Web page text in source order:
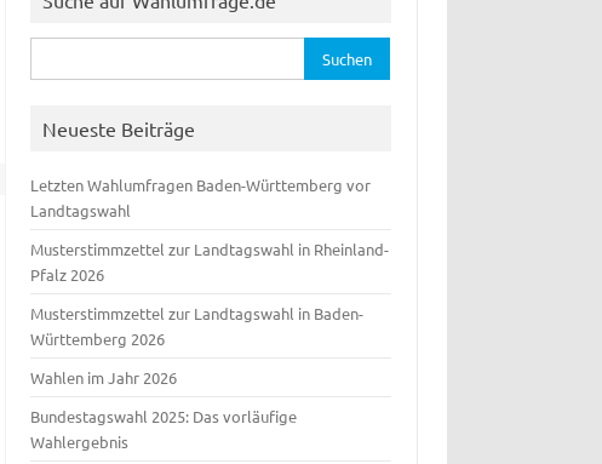
nach:
Neueste Beiträge
Letzten Wahlumfragen Baden-Württemberg vor
Landtagswahl
Musterstimmzettel zur Landtagswahl in Rheinland-
Pfalz 2026
Musterstimmzettel zur Landtagswahl in Baden-
Württemberg 2026
Wahlen im Jahr 2026
Bundestagswahl 2025: Das vorläufige
Wahlergebnis